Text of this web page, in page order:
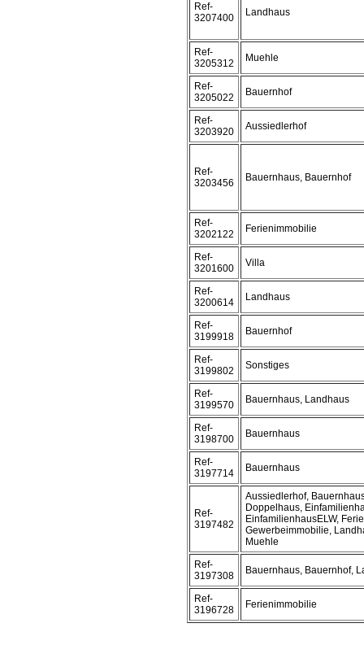
Ref-
3207400
Landhaus
Ref-
3205312
Muehle
Ref-
3205022
Bauernhof
Ref-
3203920
Aussiedlerhof
Ref-
3203456
Bauernhaus, Bauernhof
Ref-
3202122
Ferienimmobilie
Ref-
3201600
Villa
Ref-
3200614
Landhaus
Ref-
3199918
Bauernhof
Ref-
3199802
Sonstiges
Ref-
3199570
Bauernhaus, Landhaus
Ref-
3198700
Bauernhaus
Ref-
3197714
Bauernhaus
Ref-
3197482
Aussiedlerhof,
Doppelhaus,
EinfamilienhausELW,
Gewerbeimmobilie,
Muehle
Ref-
3197308
Bauernhaus, Bauernhof,
Ref-
3196728
Ferienimmobilie